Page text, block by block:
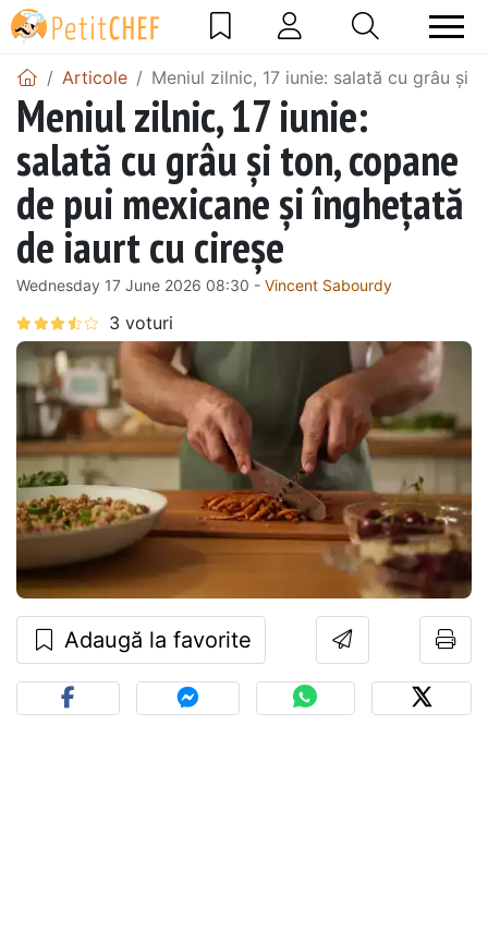
Articole Meniul zilnic, 17 iunie: salată cu grâu și
Meniul zilnic, 17 iunie:
salată cu grâu și ton, copane
de pui mexicane și înghețată
de iaurt cu cireșe
Wednesday 17 June 2026 08:30 - Vincent Sabourdy
Adaugă la favorite